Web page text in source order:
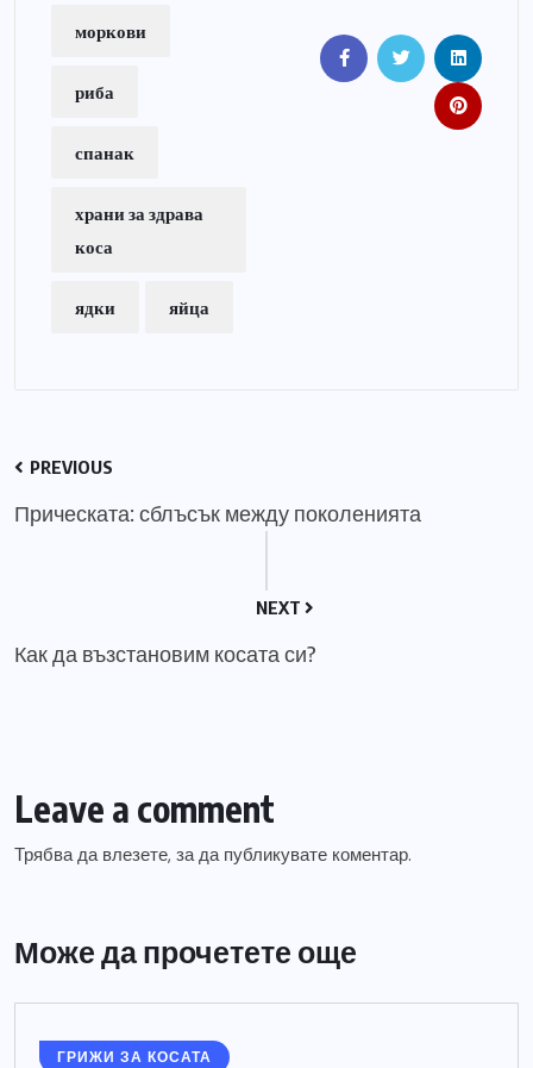
моркови
риба
спанак
храни за здрава
коса
ядки яйца
PREVIOUS
Прическата: сблъсък между поколенията
NEXT
Как да възстановим косата си?
Leave a comment
Трябва да влезете, за да публикувате коментар.
Може да прочетете още
ГРИЖИ ЗА КОСАТА